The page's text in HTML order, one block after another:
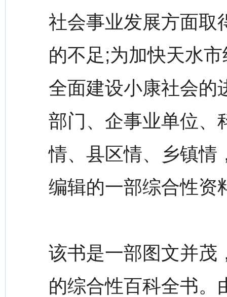
社会事业发展方面取
的不足;为加快天水
全面建设小康社会的
部门、企事业单位、
情、县区情、乡镇情
编辑的一部综合性资
该书是一部图文并茂
的综合性百科全书。